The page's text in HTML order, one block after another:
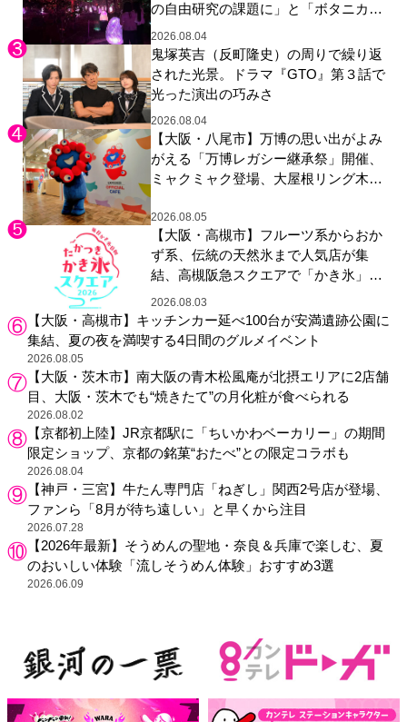
の自由研究の課題に」と「ボタニカル
ガーデン 大阪」へ招待
2026.08.04
鬼塚英吉（反町隆史）の周りで繰り返
された光景。ドラマ『GTO』第３話で
光った演出の巧みさ
2026.08.04
【大阪・八尾市】万博の思い出がよみ
がえる「万博レガシー継承祭」開催、
ミャクミャク登場、大屋根リング木材
展示も
2026.08.05
【大阪・高槻市】フルーツ系からおか
ず系、伝統の天然氷まで人気店が集
結、高槻阪急スクエアで「かき氷」祭
り
2026.08.03
【大阪・高槻市】キッチンカー延べ100台が安満遺跡公園に
集結、夏の夜を満喫する4日間のグルメイベント
2026.08.05
【大阪・茨木市】南大阪の青木松風庵が北摂エリアに2店舗
目、大阪・茨木でも“焼きたて”の月化粧が食べられる
2026.08.02
【京都初上陸】JR京都駅に「ちいかわベーカリー」の期間
限定ショップ、京都の銘菓“おたべ”との限定コラボも
2026.08.04
【神戸・三宮】牛たん専門店「ねぎし」関西2号店が登場、
ファンら「8月が待ち遠しい」と早くから注目
2026.07.28
【2026年最新】そうめんの聖地・奈良＆兵庫で楽しむ、夏
のおいしい体験「流しそうめん体験」おすすめ3選
2026.06.09